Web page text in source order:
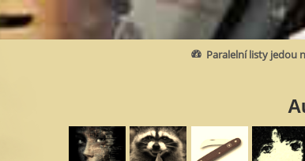
Skip Paralelní listy jedou